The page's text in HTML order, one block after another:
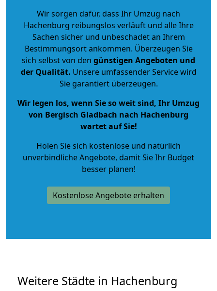
Wir sorgen dafür, dass Ihr Umzug nach
Hachenburg reibungslos verläuft und alle Ihre
Sachen sicher und unbeschadet an Ihrem
Bestimmungsort ankommen. Überzeugen Sie
sich selbst von den günstigen Angeboten und
der Qualität. Unsere umfassender Service wird
Sie garantiert überzeugen.
Wir legen los, wenn Sie so weit sind, Ihr Umzug
von Bergisch Gladbach nach Hachenburg
wartet auf Sie!
Holen Sie sich kostenlose und natürlich
unverbindliche Angebote, damit Sie Ihr Budget
besser planen!
Kostenlose Angebote erhalten
Weitere Städte in Hachenburg